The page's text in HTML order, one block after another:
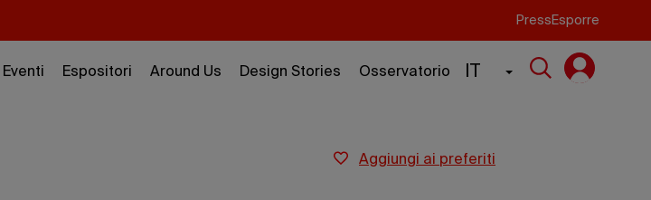
Press Esporre
Espositori Around Us Design Stories Osservatorio IT
aggiungi ai preferiti